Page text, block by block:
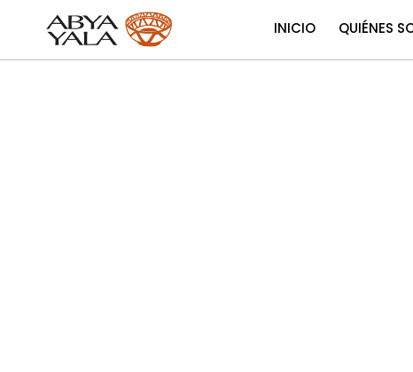
INICIO QUIÉNES